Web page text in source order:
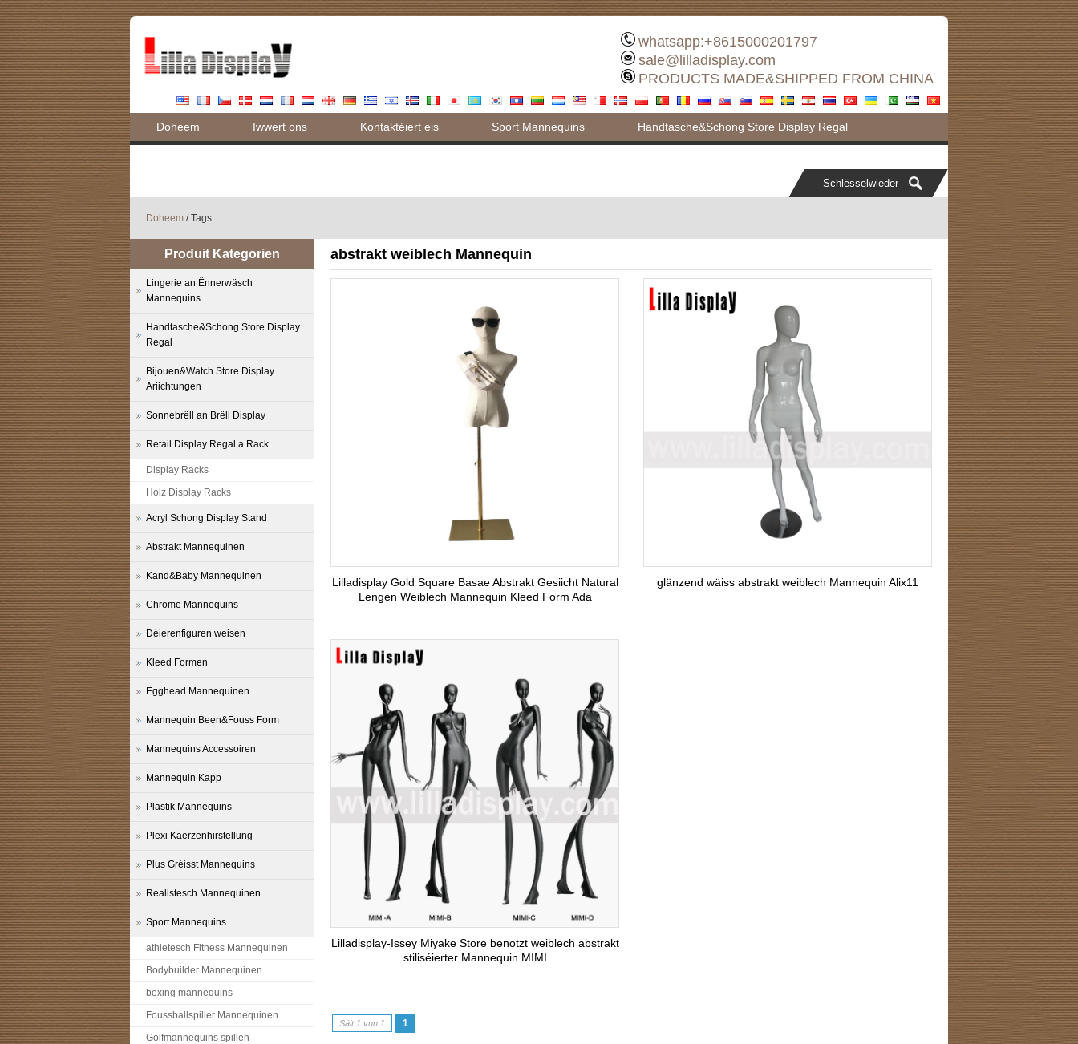
whatsapp:+8615000201797
sale@lilladisplay.com
PRODUCTS MADE&SHIPPED FROM CHINA
Doheem Iwwert ons Kontaktéiert eis Sport Mannequins Handtasche&Schong Store Display Regal
Doheem / Tags
abstrakt weiblech Mannequin
Lilladisplay Gold Square Basae Abstrakt Gesiicht Natural
Lengen Weiblech Mannequin Kleed Form Ada
glänzend wäiss abstrakt weiblech Mannequin Alix11
Lilladisplay-Issey Miyake Store benotzt weiblech abstrakt
stiliséierter Mannequin MIMI
Säit 1 vun 1 1
Produit Kategorien
Lingerie an Ënnerwäsch
Mannequins
Handtasche&Schong Store Display
Regal
Bijouen&Watch Store Display
Ariichtungen
Sonnebrëll an Brëll Display
Retail Display Regal a Rack
Display Racks
Holz Display Racks
Acryl Schong Display Stand
Abstrakt Mannequinen
Kand&Baby Mannequinen
Chrome Mannequins
Déierenfiguren weisen
Kleed Formen
Egghead Mannequinen
Mannequin Been&Fouss Form
Mannequins Accessoiren
Mannequin Kapp
Plastik Mannequins
Plexi Käerzenhirstellung
Plus Gréisst Mannequins
Realistesch Mannequinen
Sport Mannequins
athletesch Fitness Mannequinen
Bodybuilder Mannequinen
boxing mannequins
Foussballspiller Mannequinen
Golfmannequins spillen